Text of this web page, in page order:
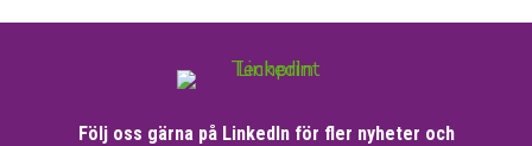
Följ oss gärna på LinkedIn för fler nyheter och